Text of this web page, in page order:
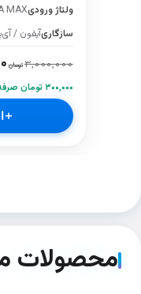
ولتاژ ورودیMAX
سازگاریآیفون /
۳,۰۰۰,۰۰۰تومان
۳۰۰,۰۰۰ تومان صرفه‌جویی
محصولات